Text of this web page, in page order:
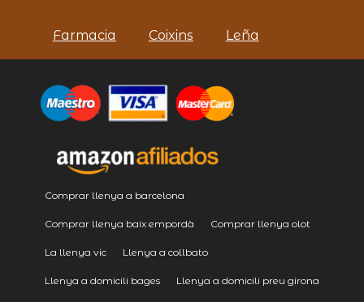
Farmacia Coixins Leña
Comprar llenya a barcelona
Comprar llenya baix empordà Comprar llenya olot
La llenya vic Llenya a collbato
Llenya a domicili bages Llenya a domicili preu girona